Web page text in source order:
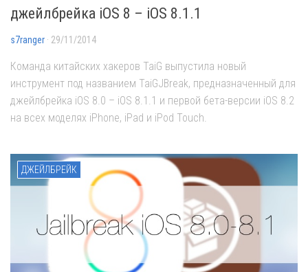
джейлбрейка iOS 8 – iOS 8.1.1
s7ranger · 29/11/2014
Команда китайских хакеров TaiG выпустила новый
инструмент под названием TaiGJBreak, предназначенный для
джейлбрейка iOS 8.0 – iOS 8.1.1 и первой бета-версии iOS 8.2
на всех моделях iPhone, iPad и iPod Touch.
ДЖЕЙЛБРЕЙК